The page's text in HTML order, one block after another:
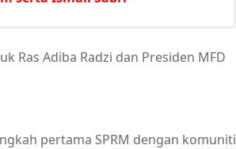
Ras Adiba Radzi dan Presiden MFD
pertama SPRM dengan komuniti